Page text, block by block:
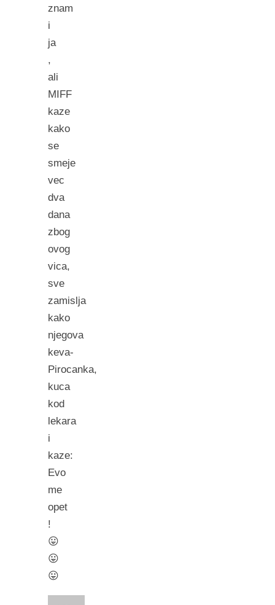
znam
i
ja
,
ali
MIFF
kaze
kako
se
smeje
vec
dva
dana
zbog
ovog
vica,
sve
zamislja
kako
njegova
keva-
Pirocanka,
kuca
kod
lekara
i
kaze:
Evo
me
opet
!
😛
😛
😛